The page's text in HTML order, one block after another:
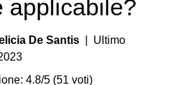
applicabile?
De Santis | Ultimo
4.8/5 (51 voti)